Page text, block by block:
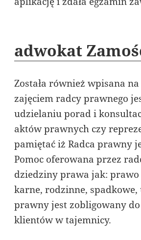
adwokat
Została również wpisana
zajęciem radcy prawnego
udzielaniu porad i
aktów prawnych czy
pamiętać iż Radca prawny
Pomoc oferowana przez
dziedziny prawa jak:
karne, rodzinne, spadkowe,
prawny jest zobligowany
klientów w tajemnicy.